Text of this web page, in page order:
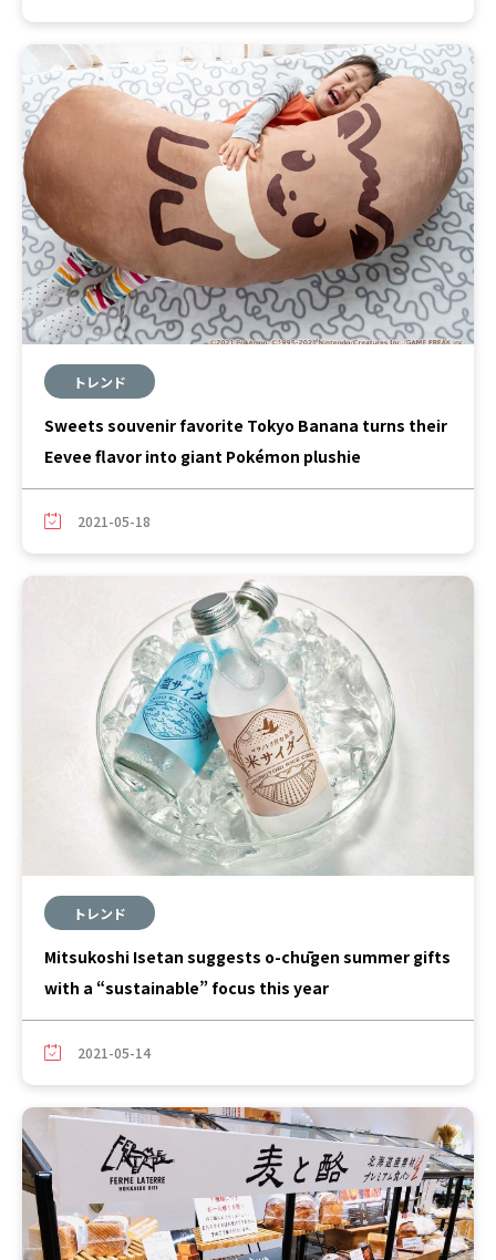
トレンド
Sweets souvenir favorite Tokyo Banana turns their
Eevee flavor into giant Pokémon plushie
2021-05-18
トレンド
Mitsukoshi Isetan suggests o-chūgen summer gifts
with a “sustainable” focus this year
2021-05-14